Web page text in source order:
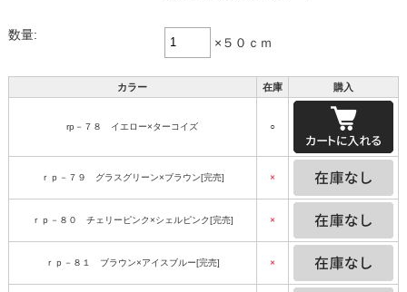
数量:
×５０ｃｍ
カラー 在庫 購入
rp－７８ イエロー×ターコイズ ○
ｒｐ－７９ グラスグリーン×ブラウン[完売] ×
ｒｐ－８０ チェリーピンク×シェルピンク[完売] ×
ｒｐ－８１ ブラウン×アイスブルー[完売] ×